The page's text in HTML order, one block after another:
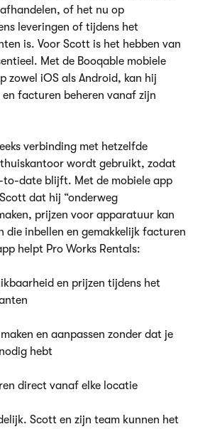
of het nu op
leveringen of tijdens het
is. Voor Scott is het hebben van
Met de Booqable mobiele
zowel iOS als Android, kan hij
facturen beheren vanaf zijn
verbinding met hetzelfde
wordt gebruikt, zodat
to-date blijft. Met de mobiele app
dat hij “onderweg
prijzen voor apparatuur kan
die inbellen en gemakkelijk facturen
helpt Pro Works Rentals:
en prijzen tijdens het
en aanpassen zonder dat je
hebt
direct vanaf elke locatie
Scott en zijn team kunnen het